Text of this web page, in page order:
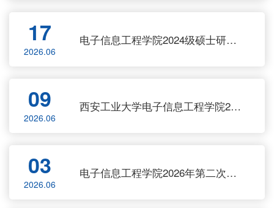
17
2026.06
电子信息工程学院2024级硕士研究生学位论文中期检查工作安排
09
2026.06
西安工业大学电子信息工程学院2026年第二学位招生面试工作安排
03
2026.06
电子信息工程学院2026年第二次博士招生综合考核安排及进入综合考核考生名单